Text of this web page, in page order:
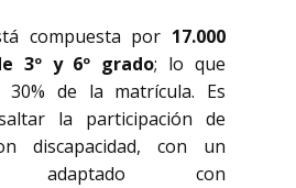
compuesta por 17.000
3º y 6º grado; lo que
30% de la matrícula. Es
la participación de
discapacidad, con un
adaptado con